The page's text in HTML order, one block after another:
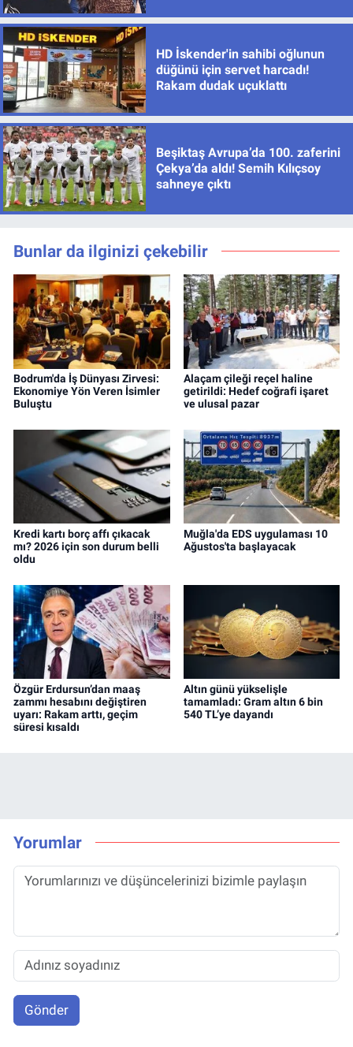
HD İskender'in sahibi oğlunun
düğünü için servet harcadı!
Rakam dudak uçuklattı
Beşiktaş Avrupa’da 100. zaferini
Çekya’da aldı! Semih Kılıçsoy
sahneye çıktı
Bunlar da ilginizi çekebilir
Bodrum'da İş Dünyası Zirvesi:
Ekonomiye Yön Veren İsimler
Buluştu
Alaçam çileği reçel haline
getirildi: Hedef coğrafi işaret
ve ulusal pazar
Kredi kartı borç affı çıkacak
mı? 2026 için son durum belli
oldu
Muğla'da EDS uygulaması 10
Ağustos'ta başlayacak
Özgür Erdursun’dan maaş
zammı hesabını değiştiren
uyarı: Rakam arttı, geçim
süresi kısaldı
Altın günü yükselişle
tamamladı: Gram altın 6 bin
540 TL’ye dayandı
Yorumlar
Gönder